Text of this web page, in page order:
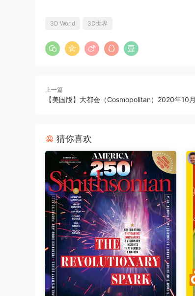
3D World 3D世界
上一篇
【美国版】大都会（Cosmopolitan）2020年10月
猜你喜欢